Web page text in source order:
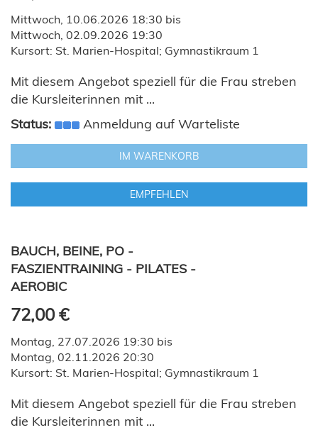
Mittwoch, 10.06.2026 18:30 bis
Mittwoch, 02.09.2026 19:30
Kursort: St. Marien-Hospital; Gymnastikraum 1
Mit diesem Angebot speziell für die Frau streben
die Kursleiterinnen mit ...
Status:
Anmeldung auf Warteliste
IM WARENKORB
EMPFEHLEN
BAUCH, BEINE, PO -
FASZIENTRAINING - PILATES -
AEROBIC
72,00 €
Montag, 27.07.2026 19:30 bis
Montag, 02.11.2026 20:30
Kursort: St. Marien-Hospital; Gymnastikraum 1
Mit diesem Angebot speziell für die Frau streben
die Kursleiterinnen mit ...